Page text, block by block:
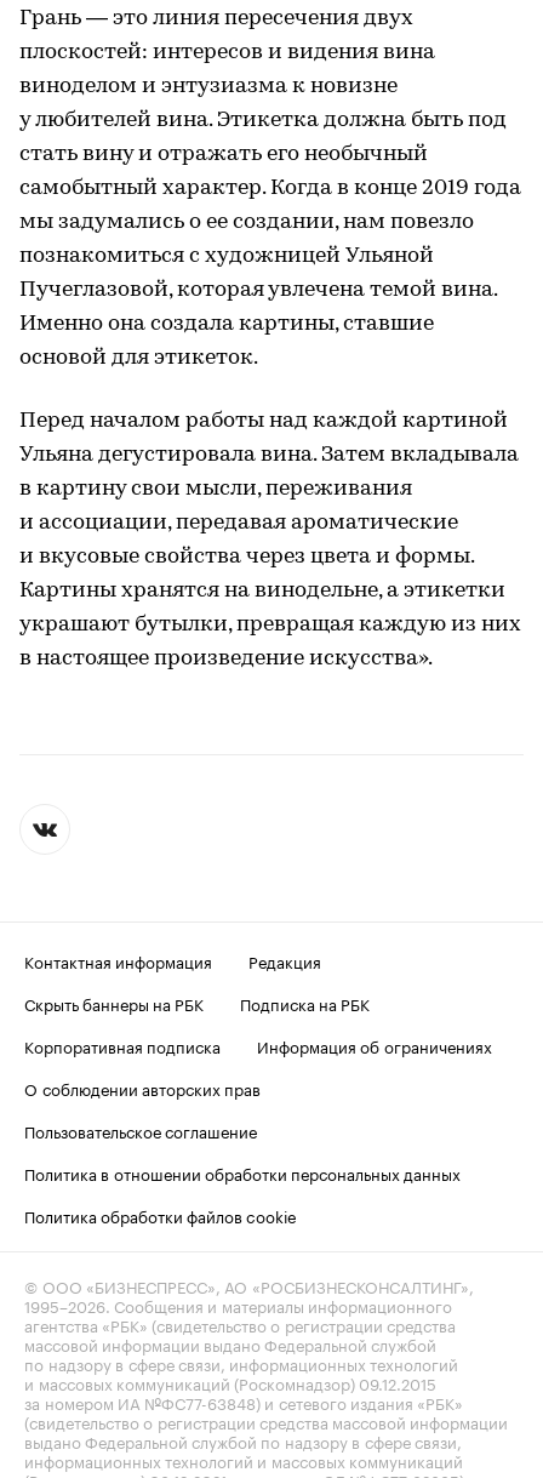
Грань — это линия пересечения двух
плоскостей: интересов и видения вина
виноделом и энтузиазма к новизне
у любителей вина. Этикетка должна быть под
стать вину и отражать его необычный
самобытный характер. Когда в конце 2019 года
мы задумались о ее создании, нам повезло
познакомиться с художницей Ульяной
Пучеглазовой, которая увлечена темой вина.
Именно она создала картины, ставшие
основой для этикеток.
Перед началом работы над каждой картиной
Ульяна дегустировала вина. Затем вкладывала
в картину свои мысли, переживания
и ассоциации, передавая ароматические
и вкусовые свойства через цвета и формы.
Картины хранятся на винодельне, а этикетки
украшают бутылки, превращая каждую из них
в настоящее произведение искусства».
Контактная информация
Редакция
Скрыть баннеры на РБК
Подписка на РБК
Корпоративная подписка
Информация об ограничениях
О соблюдении авторских прав
Пользовательское соглашение
Политика в отношении обработки персональных данных
Политика обработки файлов cookie
© ООО «БИЗНЕСПРЕСС», АО «РОСБИЗНЕСКОНСАЛТИНГ»,
1995–2026 . Сообщения и материалы информационного
агентства «РБК» (свидетельство о регистрации средства
массовой информации выдано Федеральной службой
по надзору в сфере связи, информационных технологий
и массовых коммуникаций (Роскомнадзор) 09.12.2015
за номером ИА №ФС77-63848) и сетевого издания «РБК»
(свидетельство о регистрации средства массовой информации
выдано Федеральной службой по надзору в сфере связи,
информационных технологий и массовых коммуникаций